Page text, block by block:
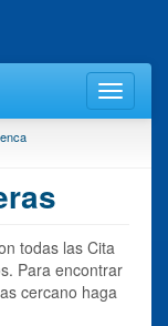
todas las Cita
Para encontrar
cercano haga